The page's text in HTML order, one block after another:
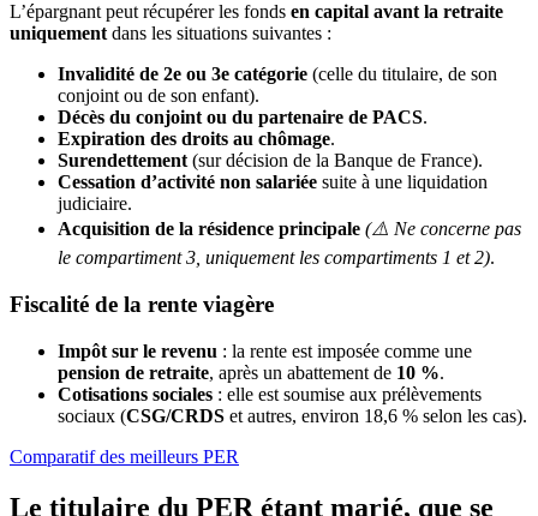
L’épargnant peut récupérer les fonds en capital avant la retraite
uniquement dans les situations suivantes :
Invalidité de 2e ou 3e catégorie (celle du titulaire, de son
conjoint ou de son enfant).
Décès du conjoint ou du partenaire de PACS.
Expiration des droits au chômage.
Surendettement (sur décision de la Banque de France).
Cessation d’activité non salariée suite à une liquidation
judiciaire.
Acquisition de la résidence principale (⚠️ Ne concerne pas
le compartiment 3, uniquement les compartiments 1 et 2).
Fiscalité de la rente viagère
Impôt sur le revenu : la rente est imposée comme une
pension de retraite, après un abattement de 10 %.
Cotisations sociales : elle est soumise aux prélèvements
sociaux (CSG/CRDS et autres, environ 18,6 % selon les cas).
Comparatif des meilleurs PER
Le titulaire du PER étant marié, que se